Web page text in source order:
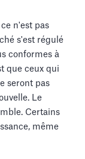
n'est pas
s'est régulé
conformes à
que ceux qui
seront pas
Le
Certains
même